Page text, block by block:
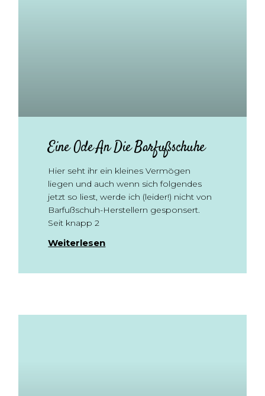
Eine Ode An Die Barfußschuhe
Hier seht ihr ein kleines Vermögen
liegen und auch wenn sich folgendes
jetzt so liest, werde ich (leider!) nicht von
Barfußschuh-Herstellern gesponsert.
Seit knapp 2
Weiterlesen